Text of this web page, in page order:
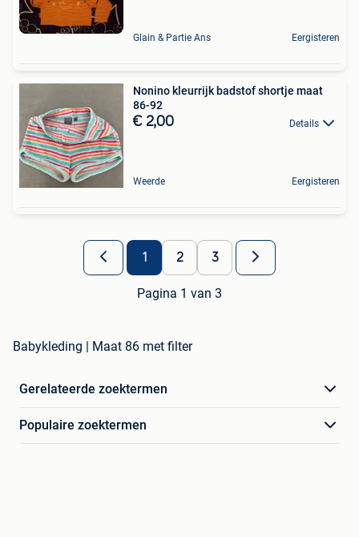
Glain & Partie Ans Eergisteren
Nonino kleurrijk badstof shortje maat
86-92
€ 2,00 Details
Weerde Eergisteren
1 2 3
Pagina 1 van 3
Babykleding | Maat 86 met filter
Gerelateerde zoektermen
Populaire zoektermen